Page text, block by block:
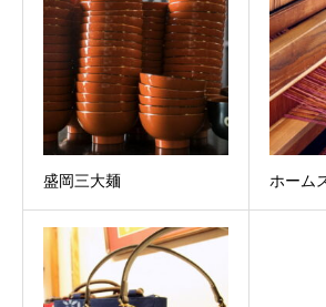
盛岡三大麺 ホーム